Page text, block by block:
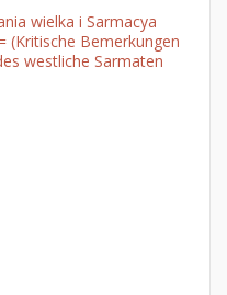
wielka i Sarmacya
(Kritische Bemerkungen
westliche Sarmaten